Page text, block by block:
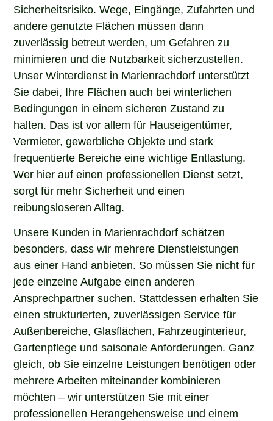
Sicherheitsrisiko. Wege, Eingänge, Zufahrten und
andere genutzte Flächen müssen dann
zuverlässig betreut werden, um Gefahren zu
minimieren und die Nutzbarkeit sicherzustellen.
Unser Winterdienst in Marienrachdorf unterstützt
Sie dabei, Ihre Flächen auch bei winterlichen
Bedingungen in einem sicheren Zustand zu
halten. Das ist vor allem für Hauseigentümer,
Vermieter, gewerbliche Objekte und stark
frequentierte Bereiche eine wichtige Entlastung.
Wer hier auf einen professionellen Dienst setzt,
sorgt für mehr Sicherheit und einen
reibungsloseren Alltag.
Unsere Kunden in Marienrachdorf schätzen
besonders, dass wir mehrere Dienstleistungen
aus einer Hand anbieten. So müssen Sie nicht für
jede einzelne Aufgabe einen anderen
Ansprechpartner suchen. Stattdessen erhalten Sie
einen strukturierten, zuverlässigen Service für
Außenbereiche, Glasflächen, Fahrzeuginterieur,
Gartenpflege und saisonale Anforderungen. Ganz
gleich, ob Sie einzelne Leistungen benötigen oder
mehrere Arbeiten miteinander kombinieren
möchten – wir unterstützen Sie mit einer
professionellen Herangehensweise und einem